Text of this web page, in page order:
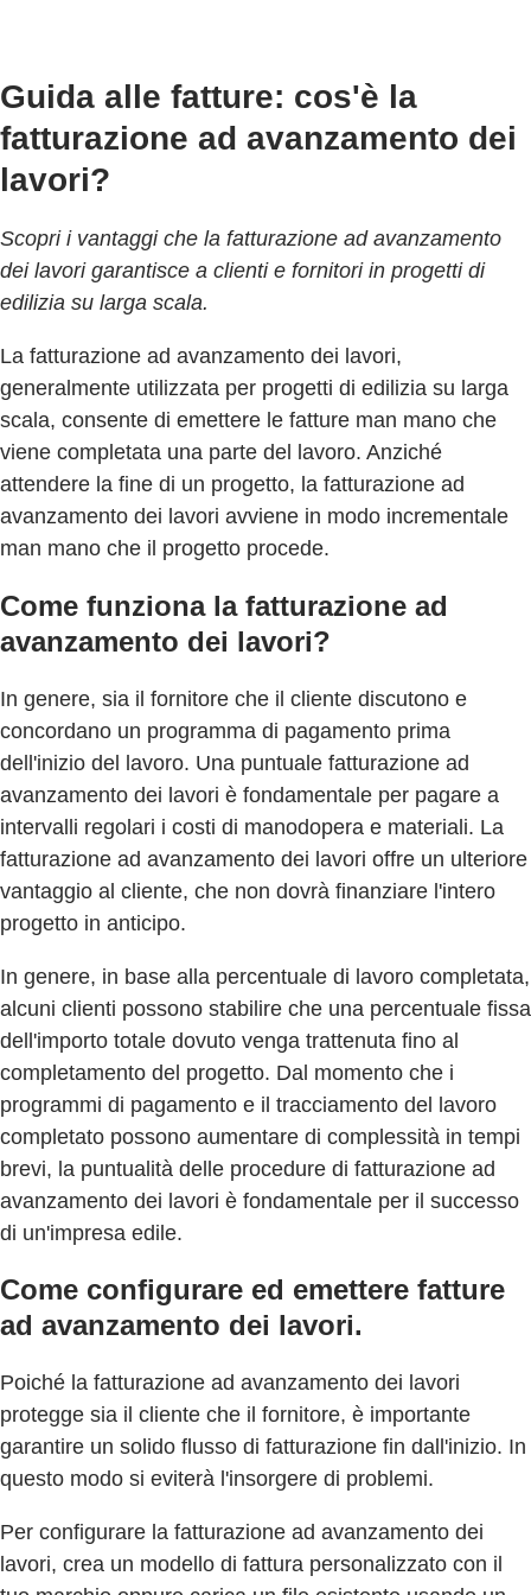
Guida alle fatture: cos'è la
fatturazione ad avanzamento dei
lavori?
Scopri i vantaggi che la fatturazione ad avanzamento
dei lavori garantisce a clienti e fornitori in progetti di
edilizia su larga scala.
La fatturazione ad avanzamento dei lavori,
generalmente utilizzata per progetti di edilizia su larga
scala, consente di emettere le fatture man mano che
viene completata una parte del lavoro. Anziché
attendere la fine di un progetto, la fatturazione ad
avanzamento dei lavori avviene in modo incrementale
man mano che il progetto procede.
Come funziona la fatturazione ad
avanzamento dei lavori?
In genere, sia il fornitore che il cliente discutono e
concordano un programma di pagamento prima
dell'inizio del lavoro. Una puntuale fatturazione ad
avanzamento dei lavori è fondamentale per pagare a
intervalli regolari i costi di manodopera e materiali. La
fatturazione ad avanzamento dei lavori offre un ulteriore
vantaggio al cliente, che non dovrà finanziare l'intero
progetto in anticipo.
In genere, in base alla percentuale di lavoro completata,
alcuni clienti possono stabilire che una percentuale fissa
dell'importo totale dovuto venga trattenuta fino al
completamento del progetto. Dal momento che i
programmi di pagamento e il tracciamento del lavoro
completato possono aumentare di complessità in tempi
brevi, la puntualità delle procedure di fatturazione ad
avanzamento dei lavori è fondamentale per il successo
di un'impresa edile.
Come configurare ed emettere fatture
ad avanzamento dei lavori.
Poiché la fatturazione ad avanzamento dei lavori
protegge sia il cliente che il fornitore, è importante
garantire un solido flusso di fatturazione fin dall'inizio. In
questo modo si eviterà l'insorgere di problemi.
Per configurare la fatturazione ad avanzamento dei
lavori, crea un modello di fattura personalizzato con il